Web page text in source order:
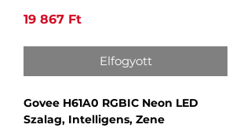
19 867 FtÁr
Elfogyott
Govee H61A0 RGBIC Neon LED
Szalag, Intelligens, Zene